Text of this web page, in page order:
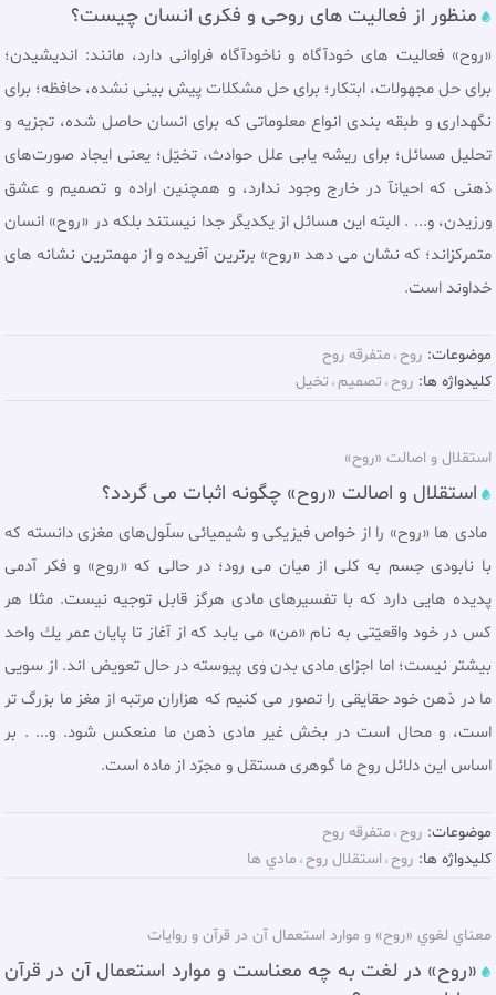
منظور از فعالیت های روحی و فکری انسان چیست؟
«روح» فعالیت های خودآگاه و ناخودآگاه فراوانی دارد، مانند: اندیشیدن؛
برای حل مجهولات، ابتکار؛ برای حل مشکلات پیش بینی نشده، حافظه؛ برای
نگهداری و طبقه بندی انواع معلوماتی که برای انسان حاصل شده، تجزیه و
تحلیل مسائل؛ برای ریشه یابی علل حوادث، تخيّل؛ يعنى ايجاد صورت‌هاى
ذهنى كه احيانآ در خارج وجود ندارد، و همچنین اراده و تصمیم و عشق
ورزیدن، و... . البته اين مسائل از یکدیگر جدا نيستند بلكه در «روح» انسان
متمركزاند؛ كه نشان مى ‌دهد «روح» برترين آفریده و از مهمترين نشانه ‌هاى
خداوند است.
موضوعات: روح متفرقه روح
کلیدواژه ها: روح تصميم تخيل
استقلال و اصالت «روح»
استقلال و اصالت «روح» چگونه اثبات می گردد؟
مادى ‌ها «روح» را از خواص فيزيكی و شيميائى سلّول‌هاى مغزى دانسته كه
با نابودی جسم به كلى از ميان مى ‌رود؛ در حالى كه «روح» و فكر آدمى
پديده‌ هايى دارد كه با تفسيرهاى مادى هرگز قابل توجيه نيست. مثلا هر
كس در خود واقعيّتى به نام «من» مى‌ يابد كه از آغاز تا پايان عمر يك واحد
بيشتر نيست؛ اما اجزای مادی بدن وی پیوسته در حال تعویض اند. از سویی
ما در ذهن خود حقايقى را تصور مى ‌كنيم كه هزاران مرتبه از مغز ما بزرگ‌ تر
است، و محال است در بخش غیر مادى ذهن ما منعکس شود. و... . بر
اساس اين دلائل روح ما گوهرى مستقل و مجرّد از ماده است.
موضوعات: روح متفرقه روح
کلیدواژه ها: روح استقلال روح مادي ها
معناي لغوي «روح» و موارد استعمال آن در قرآن و روايات
«روح» در لغت به چه معناست و موارد استعمال آن در قرآن